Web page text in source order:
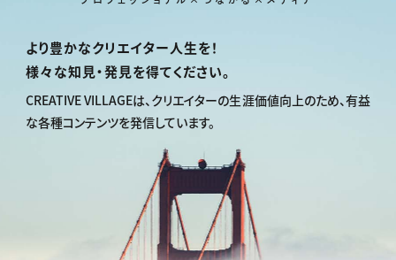
より豊かなクリエイター人生を！
様々な知見・発見を得てください。
CREATIVE VILLAGEは、クリエイターの生涯価値向上のため、有益
な各種コンテンツを発信しています。